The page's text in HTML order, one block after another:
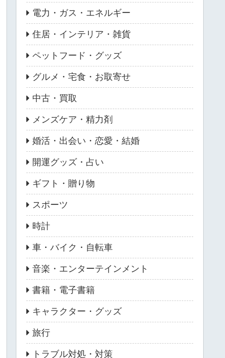
電力・ガス・エネルギー
住居・インテリア・雑貨
ペットフード・グッズ
グルメ・宅食・お取寄せ
中古・買取
メンズケア・精力剤
婚活・出会い・恋愛・結婚
開運グッズ・占い
ギフト・贈り物
スポーツ
時計
車・バイク・自転車
音楽・エンターテインメント
書籍・電子書籍
キャラクター・グッズ
旅行
トラブル対処・対策